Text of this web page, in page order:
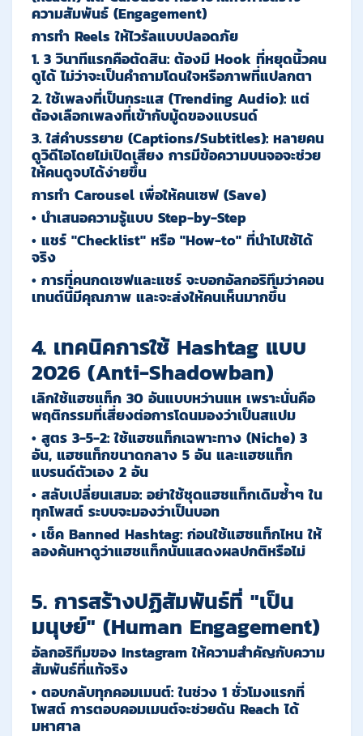
ความสัมพันธ์ (Engagement)
การทำ Reels ให้ไวรัลแบบปลอดภัย
1. 3 วินาทีแรกคือตัดสิน: ต้องมี Hook ที่หยุดนิ้วคน
ดูได้ ไม่ว่าจะเป็นคำถามโดนใจหรือภาพที่แปลกตา
2.ใช้เพลงที่เป็นกระแส (Trending Audio): แต่
ต้องเลือกเพลงที่เข้ากับมู้ดของแบรนด์
3.ใส่คำบรรยาย (Captions/Subtitles): หลายคน
ดูวิดีโอโดยไม่เปิดเสียง การมีข้อความบนจอจะช่วย
ให้คนดูจบได้ง่ายขึ้น
การทำ Carousel เพื่อให้คนเซฟ (Save)
• นำเสนอความรู้แบบ Step-by-Step
• แชร์ "Checklist" หรือ "How-to" ที่นำไปใช้ได้
จริง
• การที่คนกดเซฟและแชร์ จะบอกอัลกอริทึมว่าคอน
เทนต์นี้มีคุณภาพ และจะส่งให้คนเห็นมากขึ้น
4. เทคนิคการใช้ Hashtag แบบ
2026 (Anti-Shadowban)
เลิกใช้แฮชแท็ก 30 อันแบบหว่านแห เพราะนั่นคือ
พฤติกรรมที่เสี่ยงต่อการโดนมองว่าเป็นสแปม
• สูตร 3-5-2:ใช้แฮชแท็กเฉพาะทาง (Niche) 3
อัน, แฮชแท็กขนาดกลาง 5 อัน และแฮชแท็ก
แบรนด์ตัวเอง 2 อัน
• สลับเปลี่ยนเสมอ: อย่าใช้ชุดแฮชแท็กเดิมซ้ำๆ ใน
ทุกโพสต์ ระบบจะมองว่าเป็นบอท
• เช็ค Banned Hashtag: ก่อนใช้แฮชแท็กไหน ให้
ลองค้นหาดูว่าแฮชแท็กนั้นแสดงผลปกติหรือไม่
5. การสร้างปฏิสัมพันธ์ที่ "เป็น
มนุษย์" (Human Engagement)
อัลกอริทึมของ Instagram ให้ความสำคัญกับความ
สัมพันธ์ที่แท้จริง
• ตอบกลับทุกคอมเมนต์:ในช่วง 1 ชั่วโมงแรกที่
โพสต์ การตอบคอมเมนต์จะช่วยดัน Reach ได้
มหาศาล